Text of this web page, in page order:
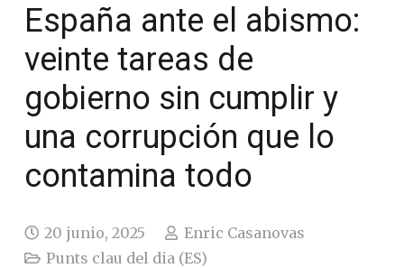
España ante el abismo:
veinte tareas de
gobierno sin cumplir y
una corrupción que lo
contamina todo
20 junio, 2025
Enric Casanovas
Punts clau del dia (ES)